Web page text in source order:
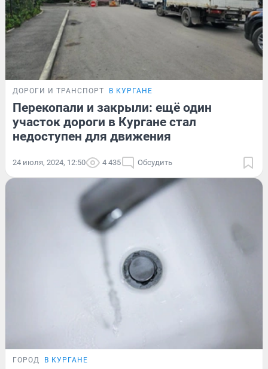
ДОРОГИ И ТРАНСПОРТ В КУРГАНЕ
Перекопали и закрыли: ещё один
участок дороги в Кургане стал
недоступен для движения
24 июля, 2024, 12:50 4 435 Обсудить
ГОРОД В КУРГАНЕ